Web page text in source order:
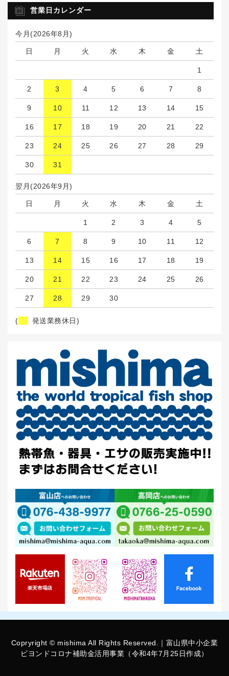
営業日カレンダー
今月(2026年8月)
日 月 火 水 木 金 土
1
2 3 4 5 6 7 8
9 10 11 12 13 14 15
16 17 18 19 20 21 22
23 24 25 26 27 28 29
30 31
翌月(2026年9月)
日 月 火 水 木 金 土
1 2 3 4 5
6 7 8 9 10 11 12
13 14 15 16 17 18 19
20 21 22 23 24 25 26
27 28 29 30
( 発送業務休日)
Copryright © mishima All Rights Reserved.｜富山県中小企業
ビヨンドコロナ補助金活用事業（令和4年7月25日作成）